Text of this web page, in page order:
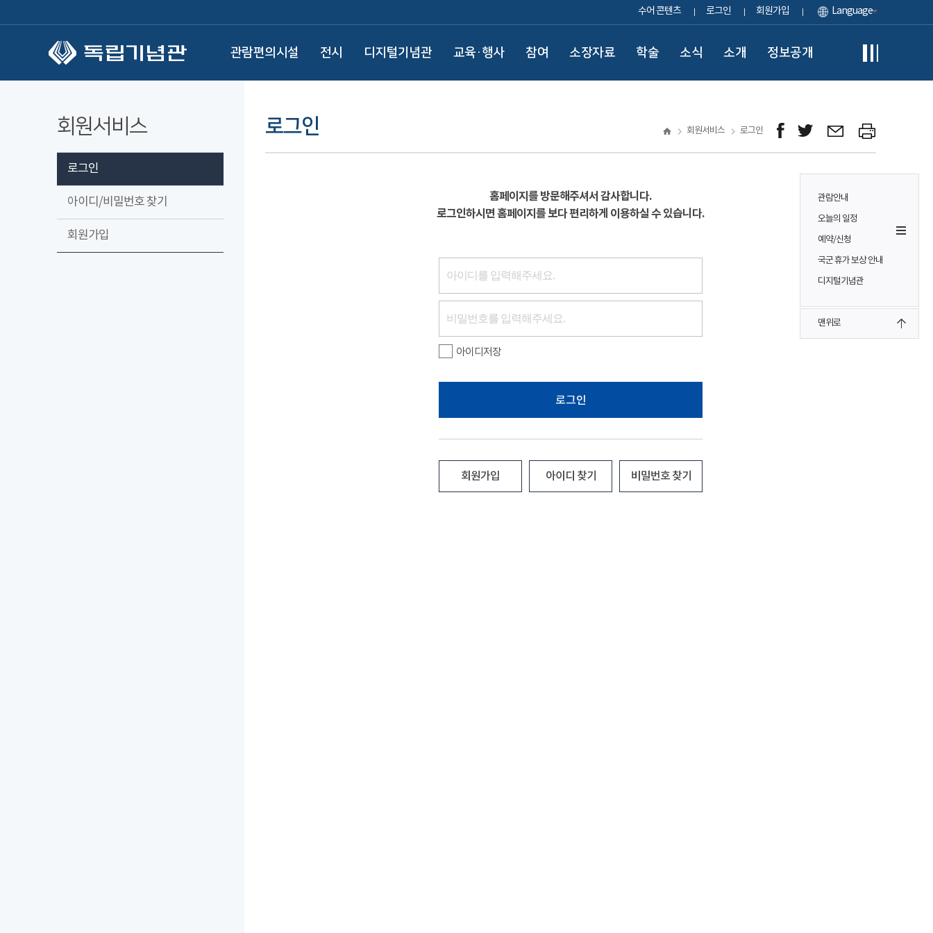
수어 콘텐츠 로그인 회원가입 Language
관람편의시설 전시 디지털기념관 교육·행사 참여 소장자료 학술 소식 소개 정보공개
관람안내
오늘의 일정
예약/신청
국군 휴가 보상 안내
디지털기념관
맨위로
회원서비스
로그인
아이디/비밀번호 찾기
회원가입
로그인 회원서비스 로그인
홈페이지를 방문해주셔서 감사합니다.
로그인하시면 홈페이지를 보다 편리하게 이용하실 수 있습니다.
아이디저장
로그인
회원가입 아이디 찾기 비밀번호 찾기